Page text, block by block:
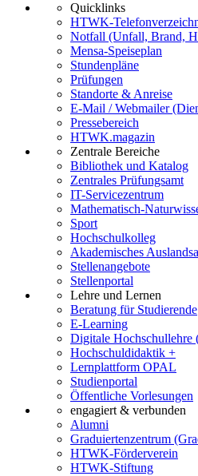
Quicklinks
HTWK-
Notfall (Unfall, Brand,
Mensa-Speiseplan
Stundenpläne
Prüfungen
Standorte & Anreise
E-Mail / Webmailer
Pressebereich
HTWK.magazin
Zentrale Bereiche
Bibliothek und Katalog
Zentrales Prüfungsamt
IT-Servicezentrum
Mathematisch-
Sport
Hochschulkolleg
Akademisches
Stellenangebote
Stellenportal
Lehre und Lernen
Beratung für Studierende
E-Learning
Digitale
Hochschuldidaktik +
Lernplattform OPAL
Studienportal
Öffentliche Vorlesungen
engagiert & verbunden
Alumni
Graduiertenzentrum
HTWK-Förderverein
HTWK-Stiftung